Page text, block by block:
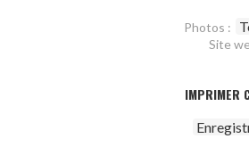
Photos :
Site
IMPRIMER